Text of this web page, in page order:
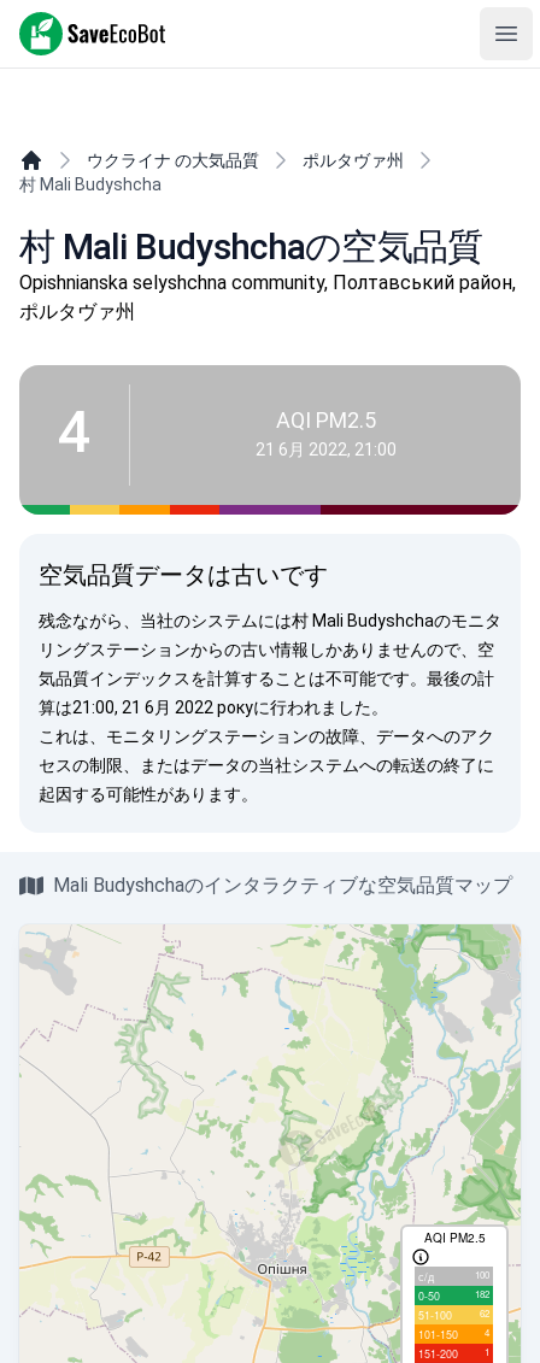
SaveEcoBot
ウクライナ の大気品質
ポルタヴァ州
村 Mali Budyshcha
村 Mali Budyshchaの空気品質
Opishnianska selyshchna community, Полтавський район,
ポルタヴァ州
4 AQI PM2.5
21 6月 2022, 21:00
空気品質データは古いです
残念ながら、当社のシステムには村 Mali Budyshchaのモニタ
リングステーションからの古い情報しかありませんので、空
気品質インデックスを計算することは不可能です。最後の計
算は21:00, 21 6月 2022 рокуに行われました。
これは、モニタリングステーションの故障、データへのアク
セスの制限、またはデータの当社システムへの転送の終了に
起因する可能性があります。
Mali Budyshchaのインタラクティブな空気品質マップ
AQI PM2.5
с/д 100
0-50 182
51-100 62
101-150 4
151-200 1